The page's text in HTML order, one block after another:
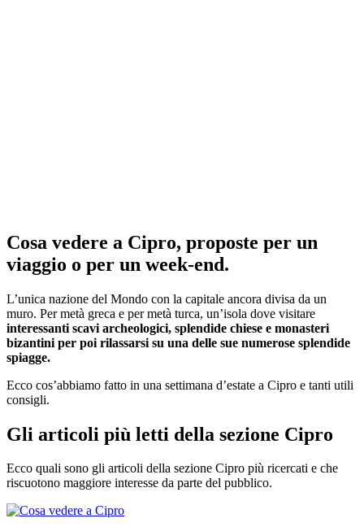
Cosa vedere a Cipro, proposte per un
viaggio o per un week-end.
L’unica nazione del Mondo con la capitale ancora divisa da un
muro. Per metà greca e per metà turca, un’isola dove visitare
interessanti scavi archeologici, splendide chiese e monasteri
bizantini per poi rilassarsi su una delle sue numerose splendide
spiagge.
Ecco cos’abbiamo fatto in una settimana d’estate a Cipro e tanti utili
consigli.
Gli articoli più letti della sezione Cipro
Ecco quali sono gli articoli della sezione Cipro più ricercati e che
riscuotono maggiore interesse da parte del pubblico.